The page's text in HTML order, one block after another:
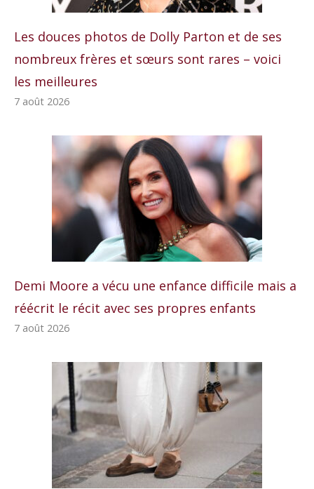
Les douces photos de Dolly Parton et de ses
nombreux frères et sœurs sont rares – voici
les meilleures
7 août 2026
Demi Moore a vécu une enfance difficile mais a
réécrit le récit avec ses propres enfants
7 août 2026